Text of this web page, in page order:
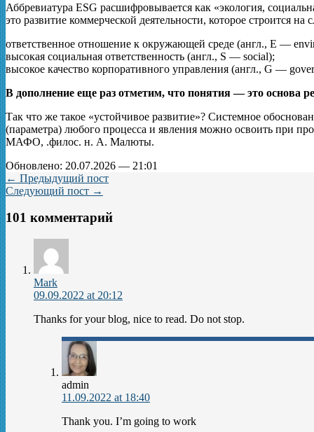
Аббревиатура ESG расшифровывается как «экология,
это развитие коммерческой деятельности, которое строится
ответственное отношение к окружающей среде (англ., E —
высокая социальная ответственность (англ., S — social);
высокое качество корпоративного управления (англ., G —
В дополнение еще раз отметим, что понятия — это основа
Так что же такое «устойчивое развитие»? Системное
(параметра) любого процесса и явления можно освоить при
МАФО, .филос. н. А. Малюты.
Обновлено: 20.07.2026 — 21:01
← Предыдущий пост
Следующий пост →
101 комментарий
Mark
09.09.2022 at 20:12
Thanks for your blog, nice to read. Do not stop.
admin
11.09.2022 at 18:40
Thank you. I’m going to work